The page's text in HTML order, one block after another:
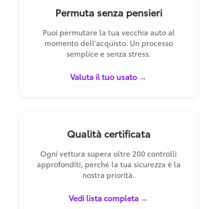
Permuta senza pensieri
Puoi permutare la tua vecchia auto al
momento dell'acquisto. Un processo
semplice e senza stress.
Valuta il tuo usato →
Qualità certificata
Ogni vettura supera oltre 200 controlli
approfonditi, perché la tua sicurezza è la
nostra priorità.
Vedi lista completa →